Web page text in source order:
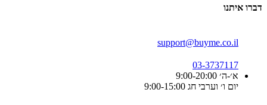
דברו איתנו
support@buyme.co.il
03-3737117
א׳-ה׳ 9:00-20:00
יום ו׳ וערבי חג 9:00-15:00